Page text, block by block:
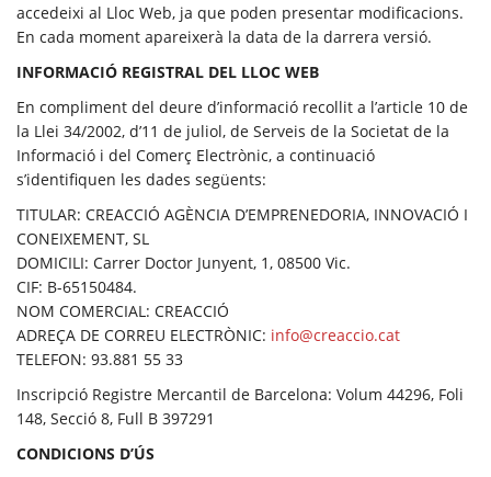
accedeixi al Lloc Web, ja que poden presentar modificacions.
En cada moment apareixerà la data de la darrera versió.
INFORMACIÓ REGISTRAL DEL LLOC WEB
En compliment del deure d’informació recollit a l’article 10 de
la Llei 34/2002, d’11 de juliol, de Serveis de la Societat de la
Informació i del Comerç Electrònic, a continuació
s’identifiquen les dades següents:
TITULAR: CREACCIÓ AGÈNCIA D’EMPRENEDORIA, INNOVACIÓ I
CONEIXEMENT, SL
DOMICILI: Carrer Doctor Junyent, 1, 08500 Vic.
CIF: B-65150484.
NOM COMERCIAL: CREACCIÓ
ADREÇA DE CORREU ELECTRÒNIC: info@creaccio.cat
TELEFON: 93.881 55 33
Inscripció Registre Mercantil de Barcelona: Volum 44296, Foli
148, Secció 8, Full B 397291
CONDICIONS D’ÚS